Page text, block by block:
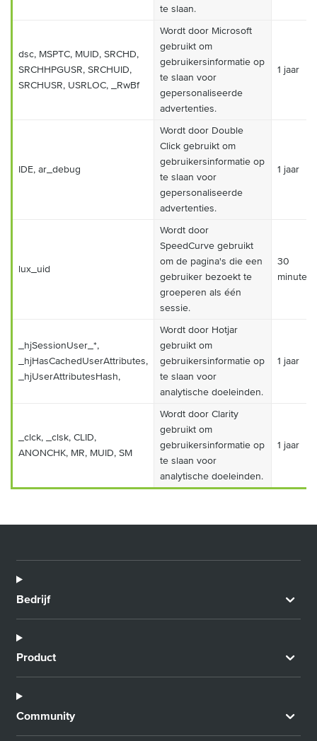
te slaan.
dsc, MSPTC, MUID, SRCHD,
SRCHHPGUSR, SRCHUID,
SRCHUSR, USRLOC, _RwBf
Wordt door Microsoft
gebruikt om
gebruikersinformatie op
te slaan voor
gepersonaliseerde
advertenties.
1 jaar
IDE, ar_debug
Wordt door Double
Click gebruikt om
gebruikersinformatie op
te slaan voor
gepersonaliseerde
advertenties.
1 jaar
lux_uid
Wordt door
SpeedCurve gebruikt
om de pagina's die een
gebruiker bezoekt te
groeperen als één
sessie.
30
minuten
_hjSessionUser_*,
_hjHasCachedUserAttributes,
_hjUserAttributesHash,
Wordt door Hotjar
gebruikt om
gebruikersinformatie op
te slaan voor
analytische doeleinden.
1 jaar
_clck, _clsk, CLID,
ANONCHK, MR, MUID, SM
Wordt door Clarity
gebruikt om
gebruikersinformatie op
te slaan voor
analytische doeleinden.
1 jaar
Bedrijf
Product
Community